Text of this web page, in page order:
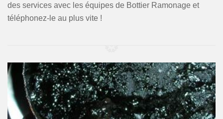
des services avec les équipes de Bottier Ramonage et
téléphonez-le au plus vite !